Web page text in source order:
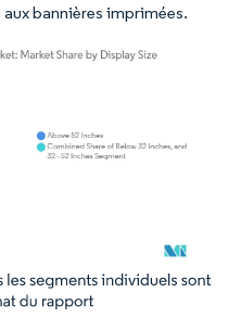
bannières imprimées.
nécessite une attribution sous CC BY